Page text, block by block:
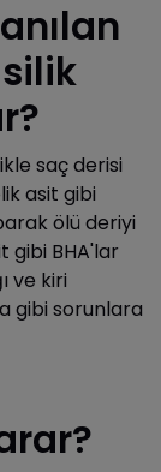
saç derisi
asit gibi
ölü deriyi
gibi BHA'lar
ve kiri
gibi sorunlara